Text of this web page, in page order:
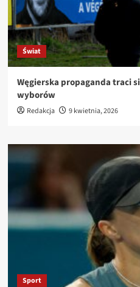
Świat
Węgierska propaganda traci
wyborów
Redakcja 9 kwietnia, 2026
Sport